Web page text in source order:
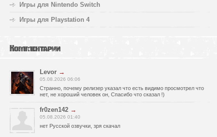
Игры для Nintendo Switch
Игры для Playstation 4
Комментарии
Levor →
05.08.2026 06:06
Странно, почему релизер указал что есть видимо просмотрел что
нет, не хороший человек он, Спасибо что сказал !)
fr0zen142 →
05.08.2026 01:40
нет Русской озвучки, зря скачал